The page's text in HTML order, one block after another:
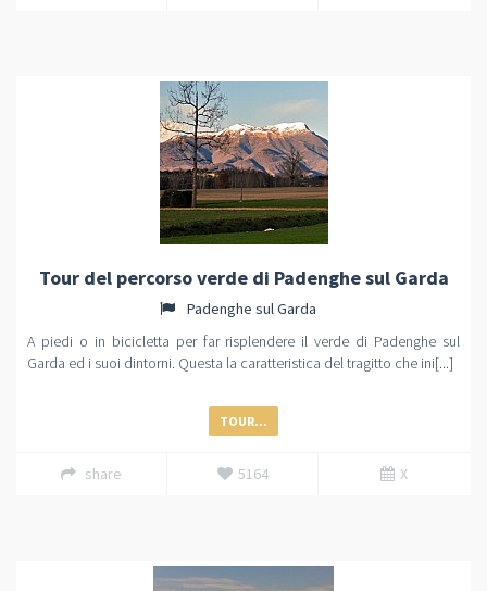
Tour del percorso verde di Padenghe sul Garda
Padenghe sul Garda
A piedi o in bicicletta per far risplendere il verde di Padenghe sul
Garda ed i suoi dintorni. Questa la caratteristica del tragitto che ini[...]
TOUR...
share 5164 X